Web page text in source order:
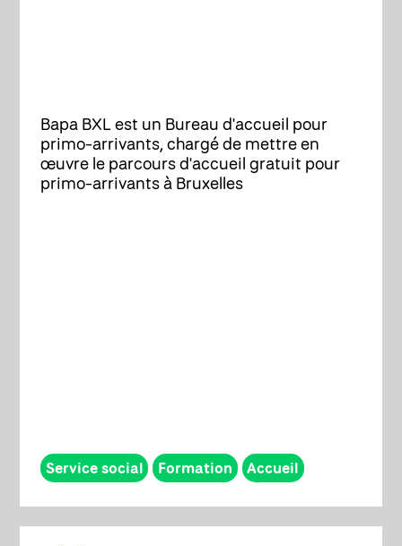
Bapa BXL est un Bureau d'accueil pour
primo-arrivants, chargé de mettre en
œuvre le parcours d'accueil gratuit pour
primo-arrivants à Bruxelles
Service social Formation Accueil